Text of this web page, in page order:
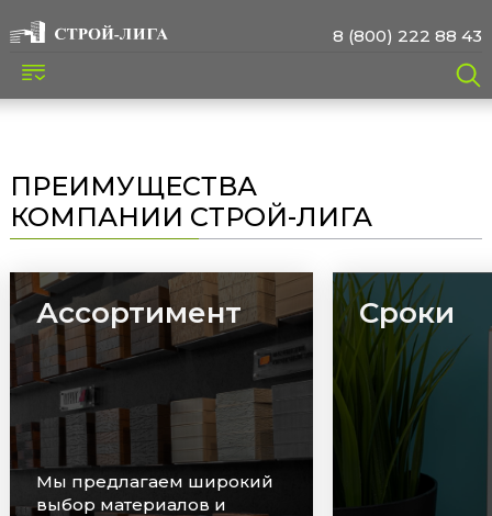
8 (800) 222 88 43
ПРЕИМУЩЕСТВА
КОМПАНИИ СТРОЙ-ЛИГА
Ассортимент
Мы предлагаем широкий
выбор материалов и
Сроки